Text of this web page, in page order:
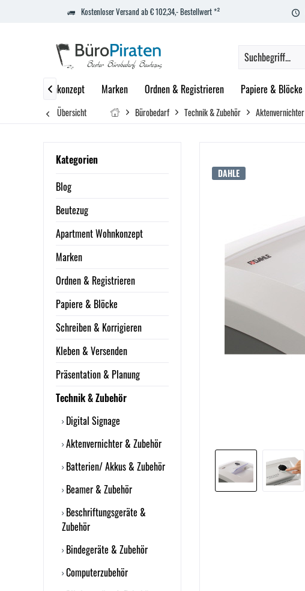
Kostenloser Versand ab € 102,34,- Bestellwert *²
Wohnkonzept Marken Ordnen & Registrieren Papiere & Blöcke

Übersicht Bürobedarf Technik & Zubehör Aktenvernichter
Kategorien
Blog
Beutezug
Apartment Wohnkonzept
Marken
Ordnen & Registrieren
Papiere & Blöcke
Schreiben & Korrigieren
Kleben & Versenden
Präsentation & Planung
Technik & Zubehör
Digital Signage
Aktenvernichter & Zubehör
Batterien/ Akkus & Zubehör
Beamer & Zubehör
Beschriftungsgeräte &
Zubehör
Bindegeräte & Zubehör
Computerzubehör
DAHLE